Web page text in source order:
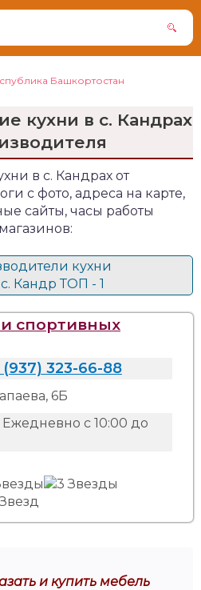
Башкортостан
кухни в с. Кандрах
в с. Кандрах от
с фото, адреса на карте,
сайты, часы работы
кухни
Кандр ТОП - 1
спортивных
(937) 323-66-88
6Б
Ежедневно с 10:00 до
и купить мебель